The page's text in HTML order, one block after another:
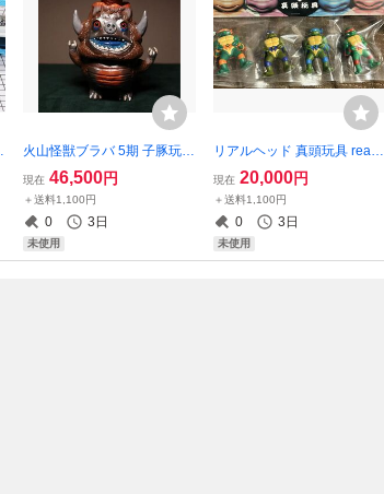
火山怪獣ブラバ 5期 子豚玩具
ワンダーピッグ リアルヘッ
ド realhead uamou IZUMON
STER mvh ZOLLMEN ヘッド
ロックスタジオ
現在 46,500円
＋送料1,100円
0 3日
未使用
リアルヘッド 真頭玩具 realh
ead real head unboxindustri
es ミュータントタートルズ
イズモンスターへツドロック
スタジオ
現在 20,000円
＋送料1,100円
0 3日
未使用